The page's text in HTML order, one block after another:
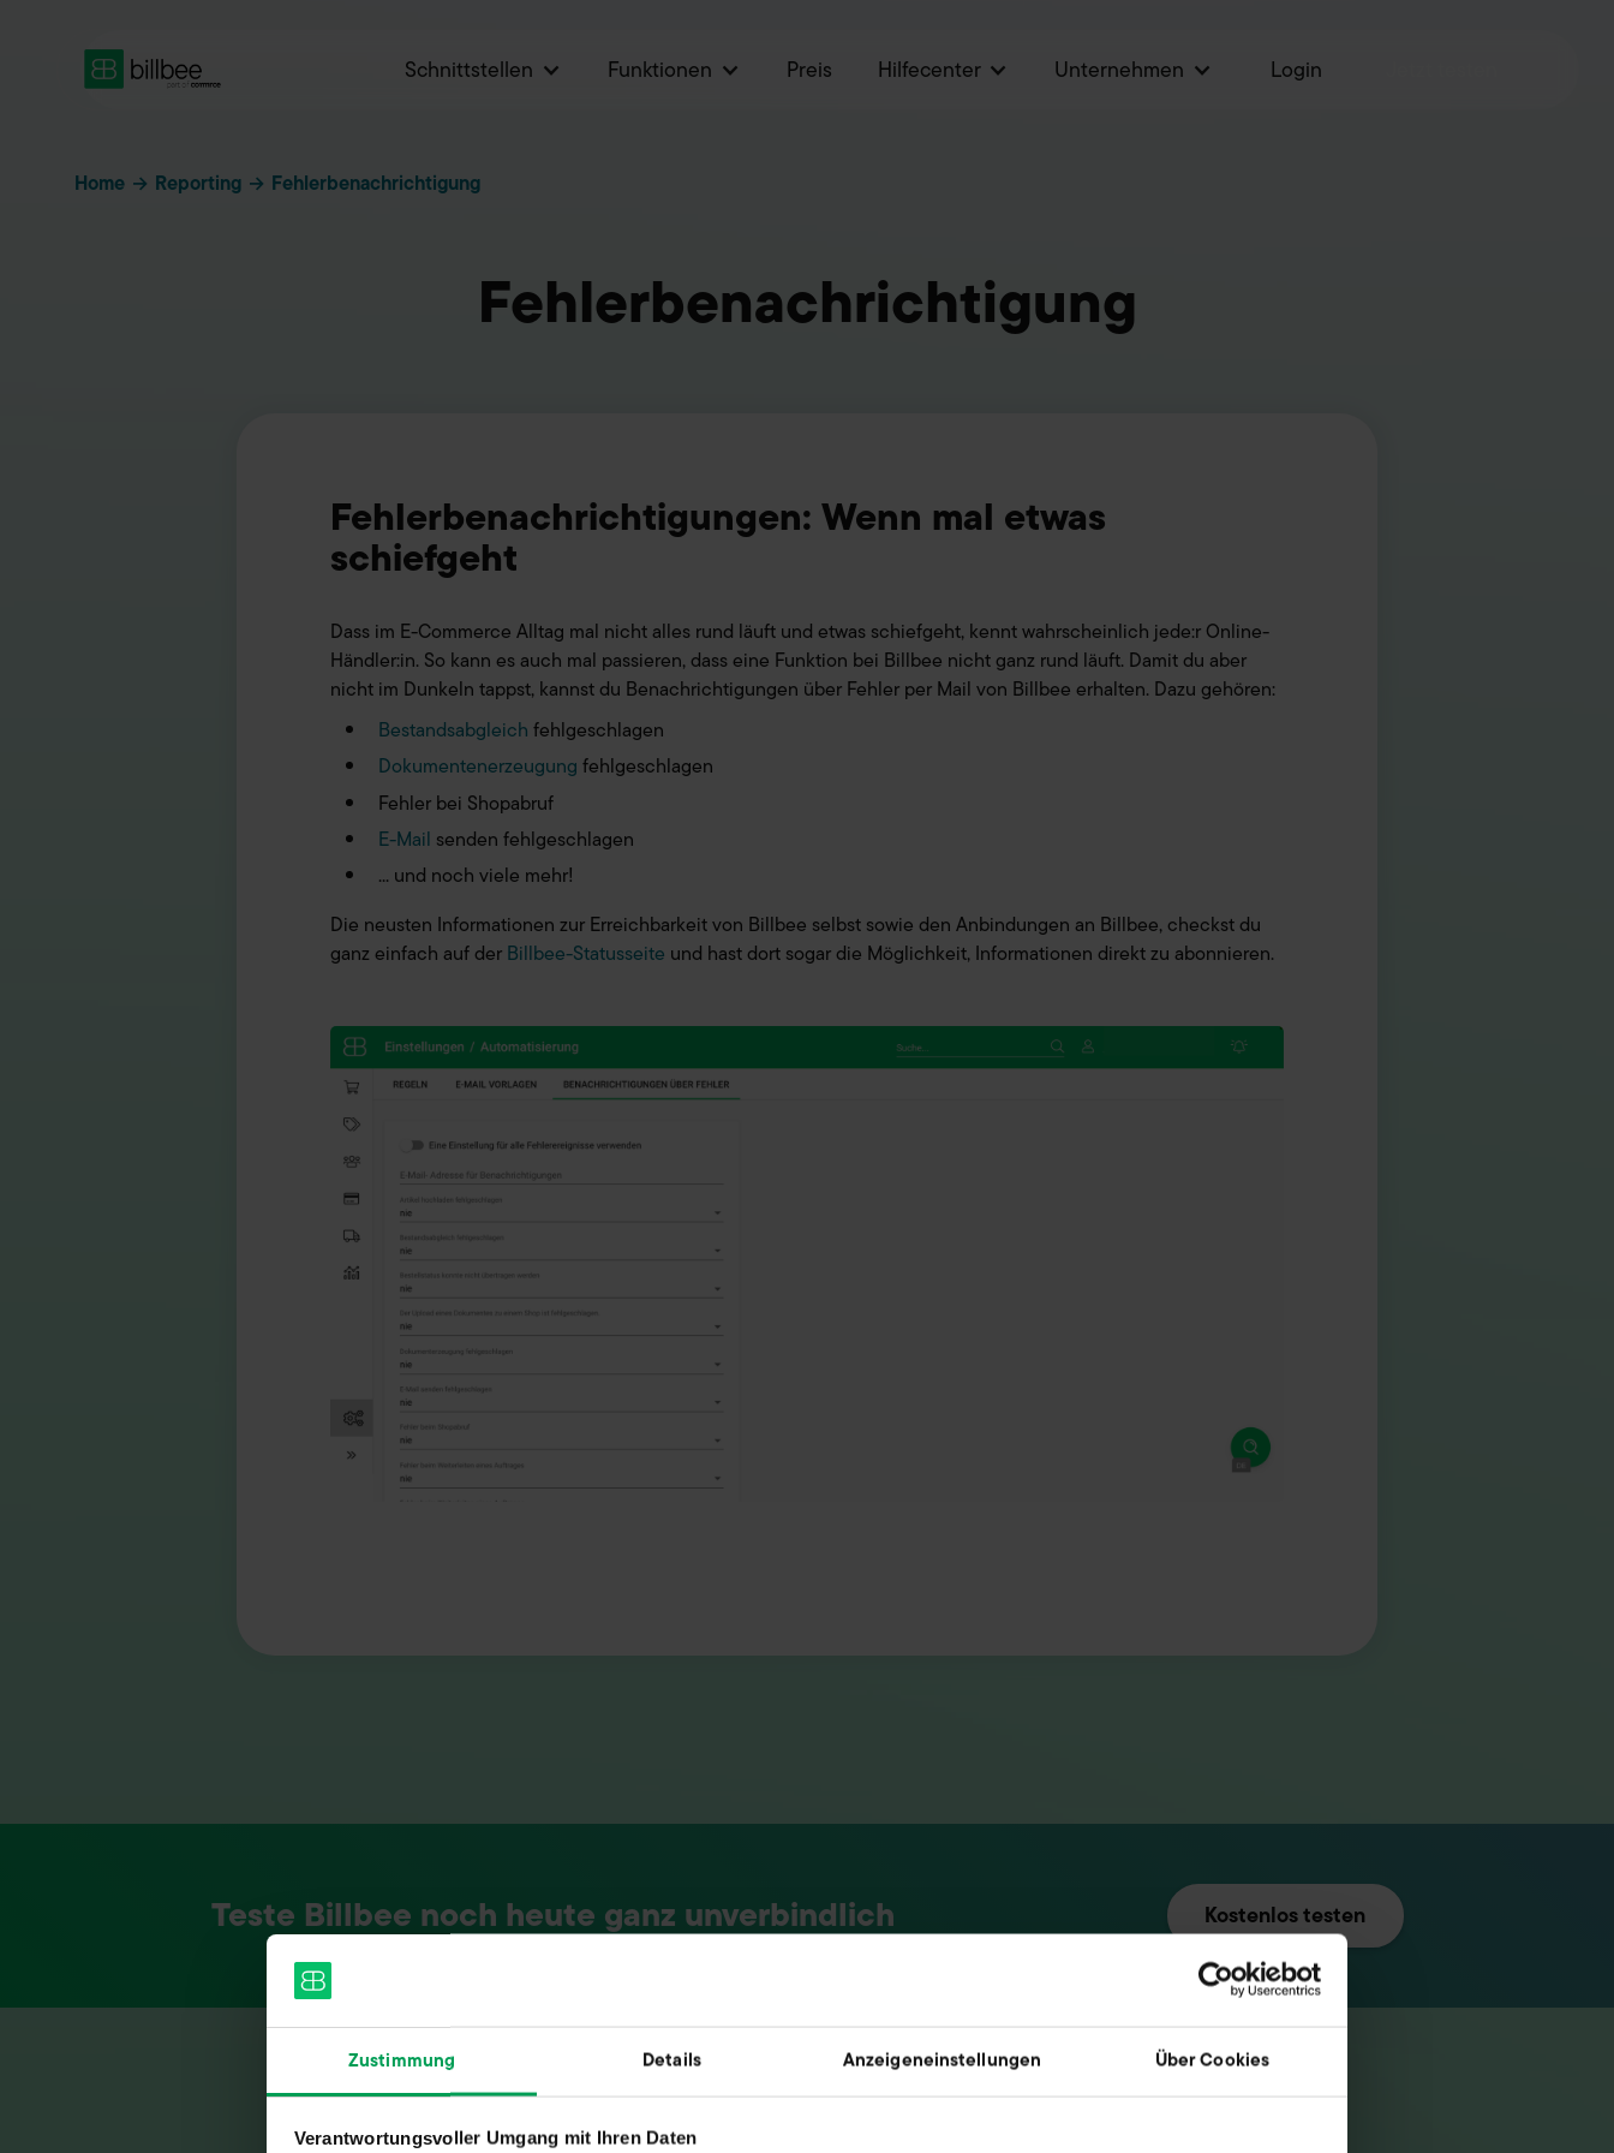
Zustimmung Details Anzeigeneinstellungen Über Cookies
Verantwortungsvoller Umgang mit Ihren Daten
Schnittstellen Funktionen Preis Hilfecenter Unternehmen Login
Home → Reporting → Fehlerbenachrichtigung
Fehlerbenachrichtigung
Fehlerbenachrichtigungen: Wenn mal etwas
schiefgeht
Dass im E-Commerce Alltag mal nicht alles rund läuft und etwas schiefgeht, kennt wahrscheinlich jede:r Online-
Händler:in. So kann es auch mal passieren, dass eine Funktion bei Billbee nicht ganz rund läuft. Damit du aber
nicht im Dunkeln tappst, kannst du Benachrichtigungen über Fehler per Mail von Billbee erhalten. Dazu gehören:
Bestandsabgleichfehlgeschlagen
Dokumentenerzeugungfehlgeschlagen
Fehler bei Shopabruf
E-Mail senden fehlgeschlagen
... und noch viele mehr!
Die neusten Informationen zur Erreichbarkeit von Billbee selbst sowie den Anbindungen an Billbee, checkst du
ganz einfach auf derBillbee-Statusseite und hast dort sogar die Möglichkeit, Informationen direkt zu abonnieren.
Teste Billbee noch heute ganz unverbindlich Kostenlos testen